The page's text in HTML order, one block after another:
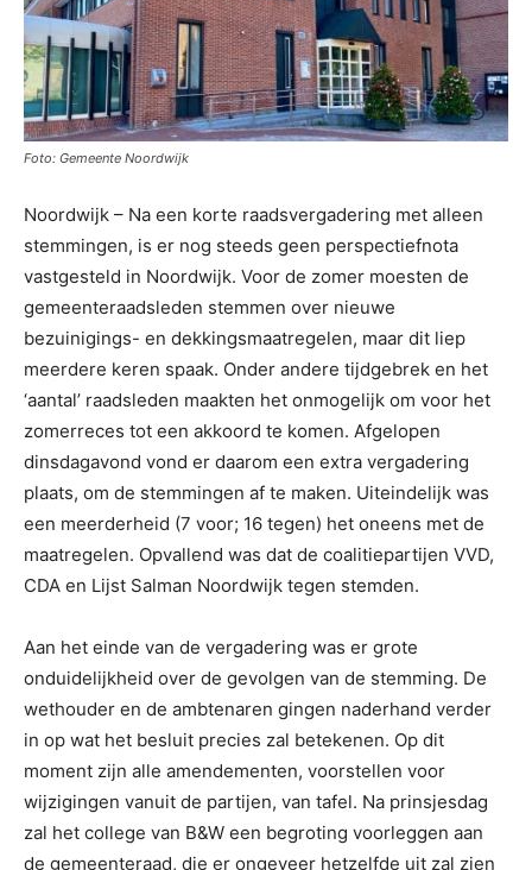
Foto: Gemeente Noordwijk
Noordwijk – Na een korte raadsvergadering met alleen
stemmingen, is er nog steeds geen perspectiefnota
vastgesteld in Noordwijk. Voor de zomer moesten de
gemeenteraadsleden stemmen over nieuwe
bezuinigings- en dekkingsmaatregelen, maar dit liep
meerdere keren spaak. Onder andere tijdgebrek en het
‘aantal’ raadsleden maakten het onmogelijk om voor het
zomerreces tot een akkoord te komen. Afgelopen
dinsdagavond vond er daarom een extra vergadering
plaats, om de stemmingen af te maken. Uiteindelijk was
een meerderheid (7 voor; 16 tegen) het oneens met de
maatregelen. Opvallend was dat de coalitiepartijen VVD,
CDA en Lijst Salman Noordwijk tegen stemden.
Aan het einde van de vergadering was er grote
onduidelijkheid over de gevolgen van de stemming. De
wethouder en de ambtenaren gingen naderhand verder
in op wat het besluit precies zal betekenen. Op dit
moment zijn alle amendementen, voorstellen voor
wijzigingen vanuit de partijen, van tafel. Na prinsjesdag
zal het college van B&W een begroting voorleggen aan
de gemeenteraad, die er ongeveer hetzelfde uit zal zien